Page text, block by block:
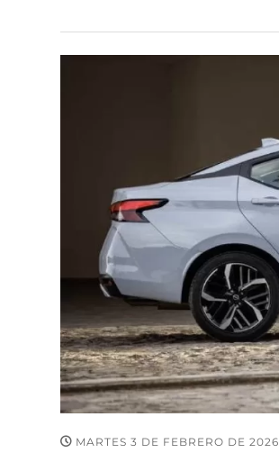
MARTES 3 DE FEBRERO DE 2026